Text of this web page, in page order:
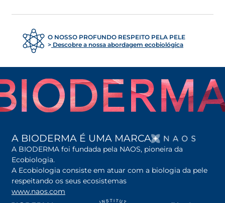
O NOSSO PROFUNDO RESPEITO PELA PELE
Descobre a nossa abordagem ecobiológica
A BIODERMA É UMA MARCA
A BIODERMA foi fundada pela NAOS, pioneira da
Ecobiologia.
A Ecobiologia consiste em atuar com a biologia da pele
respeitando os seus ecosistemas
www.naos.com